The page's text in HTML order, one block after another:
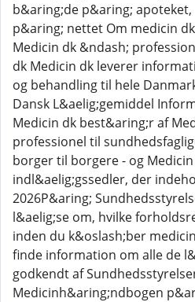
b&aring;de p&aring;
p&aring; nettet Om medicin
Medicin dk &ndash;
dk Medicin dk leverer
og behandling til hele
Dansk L&aelig;gemiddel
Medicin dk best&aring;r af
professionel til
borger til borgere - og
indl&aelig;gssedler, der
2026P&aring;
l&aelig;se om, hvilke
inden du k&oslash;ber
finde information om alle de
godkendt af
Medicinh&aring;ndbogen